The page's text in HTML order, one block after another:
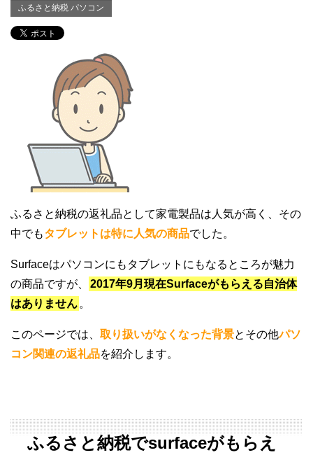
ふるさと納税 パソコン
ふるさと納税の返礼品として家電製品は人気が高く、その
中でもタブレットは特に人気の商品でした。
Surfaceはパソコンにもタブレットにもなるところが魅力
の商品ですが、
2017年9月現在Surfaceがもらえる自治体
はありません 。
このページでは、 取り扱いがなくなった背景とその他パソ
コン関連の返礼品を紹介します。
ふるさと納税でsurfaceがもらえ